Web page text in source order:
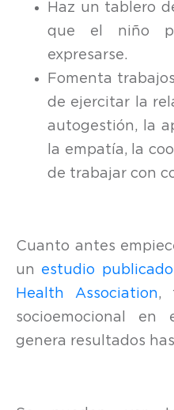
Haz un tablero
que el niño
expresarse.
Fomenta
de ejercitar la
autogestión, la
la empatía, la
de trabajar con
Cuanto antes
un estudio
Health Association,
socioemocional
genera resultados